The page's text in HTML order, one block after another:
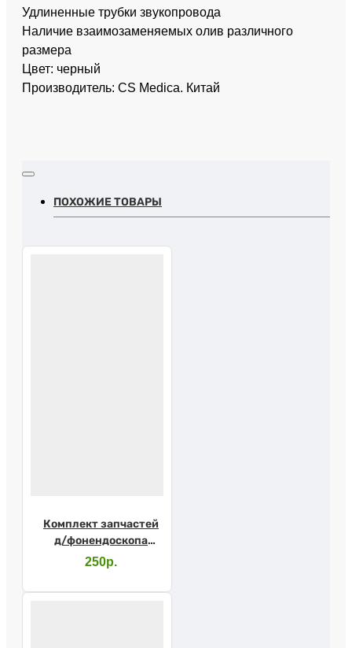
Удлиненные трубки звукопровода
Наличие взаимозаменяемых олив различного
размера
Цвет: черный
Производитель: CS Medica. Китай
ПОХОЖИЕ ТОВАРЫ
Комплект запчастей
д/фонендоскопа
Адъютор Раппопорт
250р.